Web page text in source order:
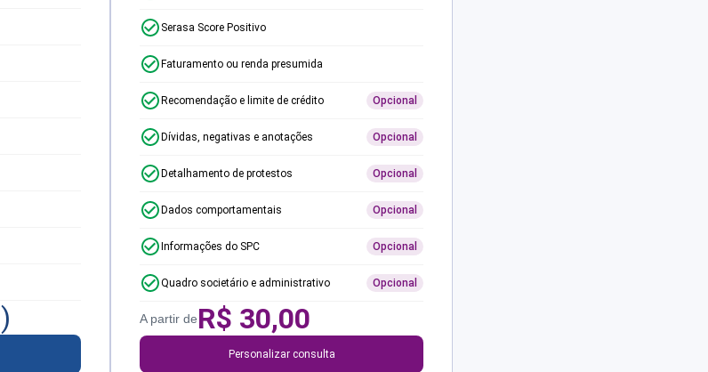
)
Serasa Score Positivo
Faturamento ou renda presumida
Recomendação e limite de crédito Opcional
Dívidas, negativas e anotações Opcional
Detalhamento de protestos Opcional
Dados comportamentais Opcional
Informações do SPC Opcional
Quadro societário e administrativo Opcional
A partir deR$ 30,00
Personalizar consulta